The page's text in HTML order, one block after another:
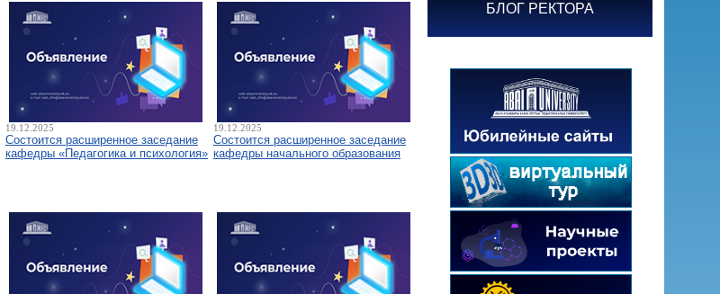
19.12.2025
Состоится расширенное заседание
кафедры «Педагогика и психология»
19.12.2025
Состоится расширенное заседание
кафедры начального образования
БЛОГ РЕКТОРА